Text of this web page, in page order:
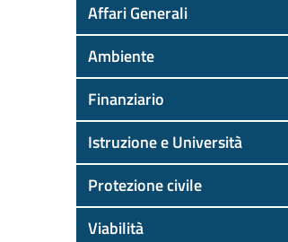
Affari Generali
Ambiente
Finanziario
Istruzione e Università
Protezione civile
Viabilità